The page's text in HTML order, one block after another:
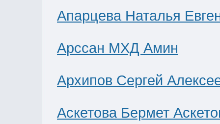
Апарцева Наталья
Арссан МХД Амин
Архипов Сергей
Аскетова Бермет